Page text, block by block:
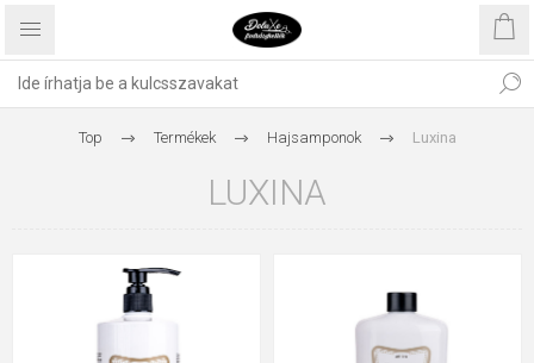
Top Termékek Hajsamponok Luxina
LUXINA